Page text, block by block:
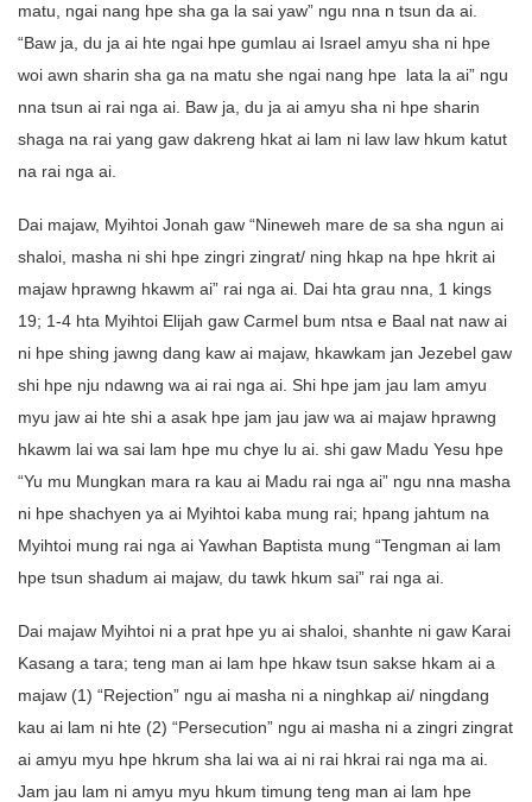
matu, ngai nang hpe sha ga la sai yaw” ngu nna n tsun da ai.
“Baw ja, du ja ai hte ngai hpe gumlau ai Israel amyu sha ni hpe
woi awn sharin sha ga na matu she ngai nang hpe lata la ai” ngu
nna tsun ai rai nga ai. Baw ja, du ja ai amyu sha ni hpe sharin
shaga na rai yang gaw dakreng hkat ai lam ni law law hkum katut
na rai nga ai.
Dai majaw, Myihtoi Jonah gaw “Nineweh mare de sa sha ngun ai
shaloi, masha ni shi hpe zingri zingrat/ ning hkap na hpe hkrit ai
majaw hprawng hkawm ai” rai nga ai. Dai hta grau nna, 1 kings
19; 1-4 hta Myihtoi Elijah gaw Carmel bum ntsa e Baal nat naw ai
ni hpe shing jawng dang kaw ai majaw, hkawkam jan Jezebel gaw
shi hpe nju ndawng wa ai rai nga ai. Shi hpe jam jau lam amyu
myu jaw ai hte shi a asak hpe jam jau jaw wa ai majaw hprawng
hkawm lai wa sai lam hpe mu chye lu ai. shi gaw Madu Yesu hpe
“Yu mu Mungkan mara ra kau ai Madu rai nga ai” ngu nna masha
ni hpe shachyen ya ai Myihtoi kaba mung rai; hpang jahtum na
Myihtoi mung rai nga ai Yawhan Baptista mung “Tengman ai lam
hpe tsun shadum ai majaw, du tawk hkum sai” rai nga ai.
Dai majaw Myihtoi ni a prat hpe yu ai shaloi, shanhte ni gaw Karai
Kasang a tara; teng man ai lam hpe hkaw tsun sakse hkam ai a
majaw (1) “Rejection” ngu ai masha ni a ninghkap ai/ ningdang
kau ai lam ni hte (2) “Persecution” ngu ai masha ni a zingri zingrat
ai amyu myu hpe hkrum sha lai wa ai ni rai hkrai rai nga ma ai.
Jam jau lam ni amyu myu hkum timung teng man ai lam hpe